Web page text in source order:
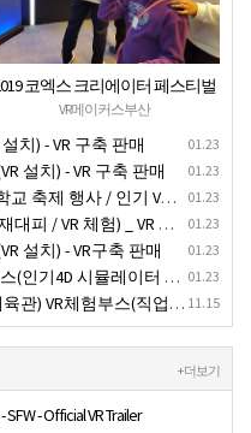
코엑스 크리에이터 페스티벌
VR체험 부스 (인기 VR 체험) - VR렌
탈대여 행사
VR메이커스부산
01.23
치) - VR 구축 판매
01.23
설치) - VR 구축 판매
01.23
VR 컨텐츠 ) - VR렌탈대여 행사
01.23
체험) _ VR 렌탈대여행사
01.23
설치) - VR구축 판매
01.23
레이터 체험)-VR렌탈대여 행사
11.15
로체험 / 인기VR체험)-VR렌탈대여행사
+ 더보기
SFW - Official VR Trailer